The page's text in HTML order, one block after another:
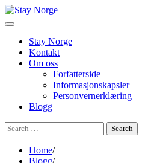
Skip
to
Stay Norge
Kontakt
Om oss
Forfatterside
Informasjonskapsler
Personvernerklæring
Blogg
Search
for:
Home
Blogg